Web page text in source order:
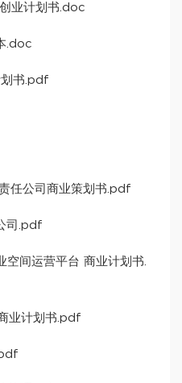
业计划书.doc
.doc
划书.pdf
任公司商业策划书.pdf
司.pdf
间运营平台 商业计划书.
业计划书.pdf